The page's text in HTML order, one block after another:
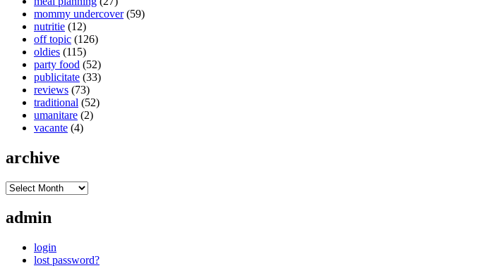
mommy undercover(59)
nutritie (12)
off topic (126)
oldies (115)
party food (52)
publicitate (33)
reviews (73)
traditional (52)
umanitare (2)
vacante (4)
archive
admin
login
lost password?